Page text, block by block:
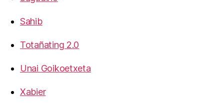
Sahib
Totañating 2.0
Unai Goikoetxeta
Xabier